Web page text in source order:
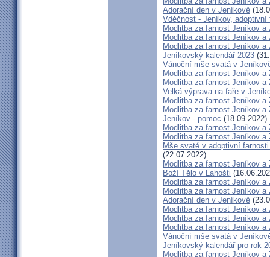
Adorační den v Jeníkově
Vděčnost - Jeníkov, adoptivní
Modlitba za farnost Jeníkov a
Modlitba za farnost Jeníkov a
Modlitba za farnost Jeníkov a
Jeníkovský kalendář 2023
Vánoční mše svatá v
Modlitba za farnost Jeníkov a
Modlitba za farnost Jeníkov a
Velká výprava na faře v
Modlitba za farnost Jeníkov a
Modlitba za farnost Jeníkov a
Jeníkov - pomoc (18.09.2022)
Modlitba za farnost Jeníkov a
Modlitba za farnost Jeníkov a
Mše svaté v adoptivní
(22.07.2022)
Modlitba za farnost Jeníkov a
Boží Tělo v Lahošti
Modlitba za farnost Jeníkov a
Modlitba za farnost Jeníkov a
Adorační den v Jeníkově
Modlitba za farnost Jeníkov a
Modlitba za farnost Jeníkov a
Modlitba za farnost Jeníkov a
Vánoční mše svatá v
Jeníkovský kalendář pro rok
Modlitba za farnost Jeníkov a